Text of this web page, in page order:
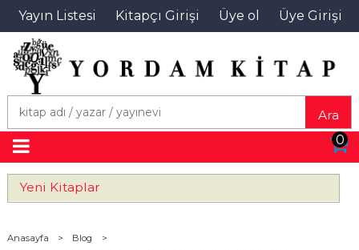
Yayın Listesi Kitapçı Girişi Üye ol Üye Girişi
Ara
0
Yeni Kitaplar
Anasayfa > Blog
>